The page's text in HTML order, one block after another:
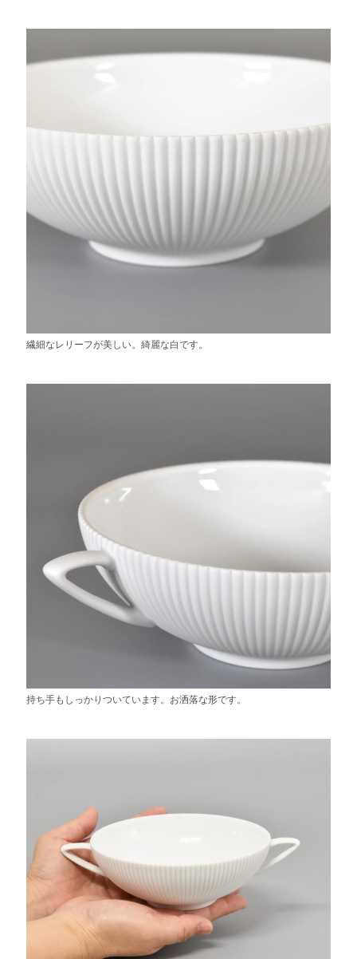
繊細なレリーフが美しい。綺麗な白です。
持ち手もしっかりついています。お洒落な形です。